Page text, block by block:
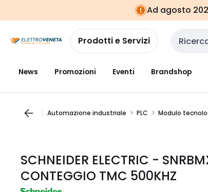
navigazionealla
pagina
Ad agosto
Prodotti e Servizi Cerca
News Promozioni Eventi Brandshop
Automazione industriale PLC Modulo
SCHNEIDER ELECTRIC -
CONTEGGIO TMC 500KHZ